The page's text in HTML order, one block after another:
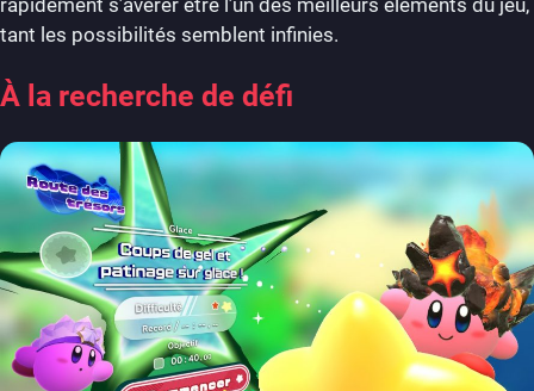
tant les possibilités semblent infinies.
À la recherche de défi